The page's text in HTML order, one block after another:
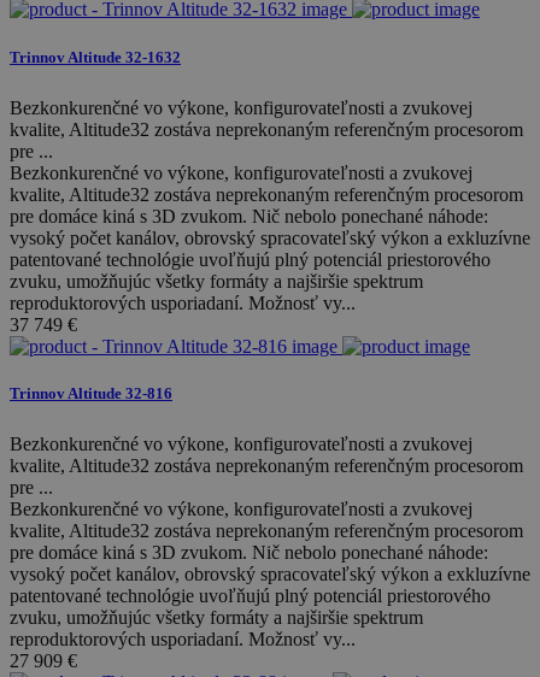
Trinnov Altitude 32-1632
Bezkonkurenčné vo výkone, konfigurovateľnosti a zvukovej
kvalite, Altitude32 zostáva neprekonaným referenčným procesorom
pre ...
Bezkonkurenčné vo výkone, konfigurovateľnosti a zvukovej
kvalite, Altitude32 zostáva neprekonaným referenčným procesorom
pre domáce kiná s 3D zvukom. Nič nebolo ponechané náhode:
vysoký počet kanálov, obrovský spracovateľský výkon a exkluzívne
patentované technológie uvoľňujú plný potenciál priestorového
zvuku, umožňujúc všetky formáty a najširšie spektrum
reproduktorových usporiadaní. Možnosť vy...
37 749 €
Trinnov Altitude 32-816
Bezkonkurenčné vo výkone, konfigurovateľnosti a zvukovej
kvalite, Altitude32 zostáva neprekonaným referenčným procesorom
pre ...
Bezkonkurenčné vo výkone, konfigurovateľnosti a zvukovej
kvalite, Altitude32 zostáva neprekonaným referenčným procesorom
pre domáce kiná s 3D zvukom. Nič nebolo ponechané náhode:
vysoký počet kanálov, obrovský spracovateľský výkon a exkluzívne
patentované technológie uvoľňujú plný potenciál priestorového
zvuku, umožňujúc všetky formáty a najširšie spektrum
reproduktorových usporiadaní. Možnosť vy...
27 909 €